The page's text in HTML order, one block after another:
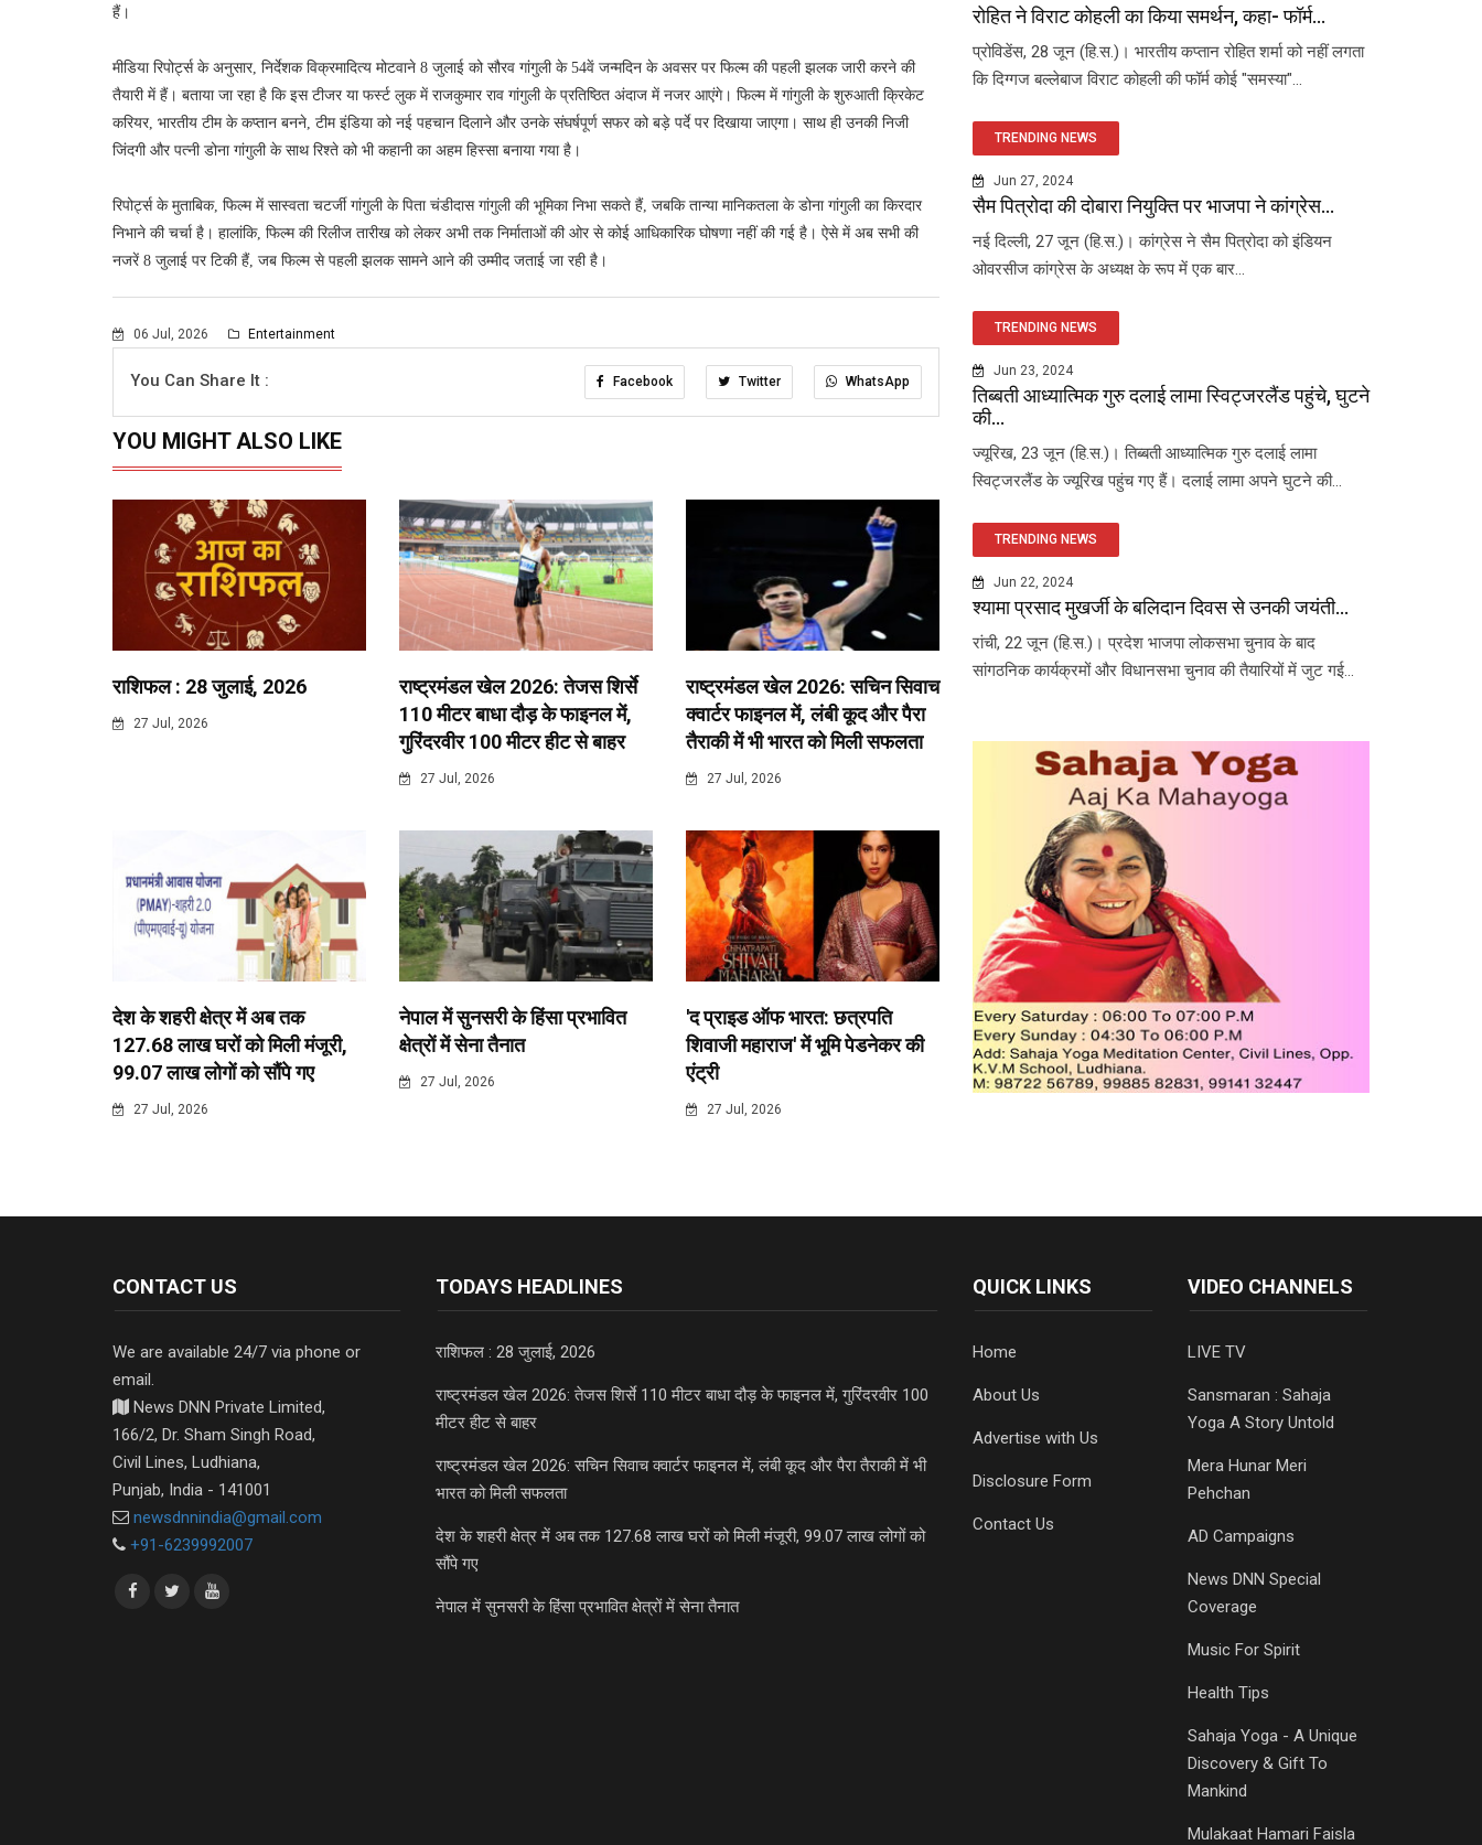
हैं।
मीडिया रिपोर्ट्स के अनुसार, निर्देशक विक्रमादित्य मोटवाने 8 जुलाई को सौरव गांगुली के 54वें जन्मदिन के अवसर पर फिल्म की पहली झलक जारी करने की
तैयारी में हैं। बताया जा रहा है कि इस टीजर या फर्स्ट लुक में राजकुमार राव गांगुली के प्रतिष्ठित अंदाज में नजर आएंगे। फिल्म में गांगुली के शुरुआती क्रिकेट
करियर, भारतीय टीम के कप्तान बनने, टीम इंडिया को नई पहचान दिलाने और उनके संघर्षपूर्ण सफर को बड़े पर्दे पर दिखाया जाएगा। साथ ही उनकी निजी
जिंदगी और पत्नी डोना गांगुली के साथ रिश्ते को भी कहानी का अहम हिस्सा बनाया गया है।
रिपोर्ट्स के मुताबिक, फिल्म में सास्वता चटर्जी गांगुली के पिता चंडीदास गांगुली की भूमिका निभा सकते हैं, जबकि तान्या मानिकतला के डोना गांगुली का किरदार
निभाने की चर्चा है। हालांकि, फिल्म की रिलीज तारीख को लेकर अभी तक निर्माताओं की ओर से कोई आधिकारिक घोषणा नहीं की गई है। ऐसे में अब सभी की
नजरें 8 जुलाई पर टिकी हैं, जब फिल्म से पहली झलक सामने आने की उम्मीद जताई जा रही है।
06 Jul, 2026 Entertainment
You Can Share It : Facebook Twitter WhatsApp
YOU MIGHT ALSO LIKE
राशिफल : 28 जुलाई, 2026
27 Jul, 2026
राष्ट्रमंडल खेल 2026: तेजस शिर्से
110 मीटर बाधा दौड़ के फाइनल में,
गुरिंदरवीर 100 मीटर हीट से बाहर
27 Jul, 2026
राष्ट्रमंडल खेल 2026: सचिन सिवाच
क्वार्टर फाइनल में, लंबी कूद और पैरा
तैराकी में भी भारत को मिली सफलता
27 Jul, 2026
देश के शहरी क्षेत्र में अब तक
127.68 लाख घरों को मिली मंजूरी,
99.07 लाख लोगों को सौंपे गए
27 Jul, 2026
नेपाल में सुनसरी के हिंसा प्रभावित
क्षेत्रों में सेना तैनात
27 Jul, 2026
'द प्राइड ऑफ भारत: छत्रपति
शिवाजी महाराज' में भूमि पेडनेकर की
एंट्री
27 Jul, 2026
रोहित ने विराट कोहली का किया समर्थन, कहा- फॉर्म...
प्रोविडेंस, 28 जून (हि.स.)। भारतीय कप्तान रोहित शर्मा को नहीं लगता
कि दिग्गज बल्लेबाज विराट कोहली की फॉर्म कोई "समस्या"...
TRENDING NEWS
Jun 27, 2024
सैम पित्रोदा की दोबारा नियुक्ति पर भाजपा ने कांग्रेस...
नई दिल्ली, 27 जून (हि.स.)। कांग्रेस ने सैम पित्रोदा को इंडियन
ओवरसीज कांग्रेस के अध्यक्ष के रूप में एक बार...
TRENDING NEWS
Jun 23, 2024
तिब्बती आध्यात्मिक गुरु दलाई लामा स्विट्जरलैंड पहुंचे, घुटने
की...
ज्यूरिख, 23 जून (हि.स.)। तिब्बती आध्यात्मिक गुरु दलाई लामा
स्विट्जरलैंड के ज्यूरिख पहुंच गए हैं। दलाई लामा अपने घुटने की...
TRENDING NEWS
Jun 22, 2024
श्यामा प्रसाद मुखर्जी के बलिदान दिवस से उनकी जयंती...
रांची, 22 जून (हि.स.)। प्रदेश भाजपा लोकसभा चुनाव के बाद
सांगठनिक कार्यक्रमों और विधानसभा चुनाव की तैयारियों में जुट गई...
CONTACT US
We are available 24/7 via phone or
email.
News DNN Private Limited,
166/2, Dr. Sham Singh Road,
Civil Lines, Ludhiana,
Punjab, India - 141001
newsdnnindia@gmail.com
+91-6239992007
TODAYS HEADLINES
राशिफल : 28 जुलाई, 2026
राष्ट्रमंडल खेल 2026: तेजस शिर्से 110 मीटर बाधा दौड़ के फाइनल में, गुरिंदरवीर 100
मीटर हीट से बाहर
राष्ट्रमंडल खेल 2026: सचिन सिवाच क्वार्टर फाइनल में, लंबी कूद और पैरा तैराकी में भी
भारत को मिली सफलता
देश के शहरी क्षेत्र में अब तक 127.68 लाख घरों को मिली मंजूरी, 99.07 लाख लोगों को
सौंपे गए
नेपाल में सुनसरी के हिंसा प्रभावित क्षेत्रों में सेना तैनात
QUICK LINKS
Home
About Us
Advertise with Us
Disclosure Form
Contact Us
VIDEO CHANNELS
LIVE TV
Sansmaran : Sahaja
Yoga A Story Untold
Mera Hunar Meri
Pehchan
AD Campaigns
News DNN Special
Coverage
Music For Spirit
Health Tips
Sahaja Yoga - A Unique
Discovery & Gift To
Mankind
Mulakaat Hamari Faisla